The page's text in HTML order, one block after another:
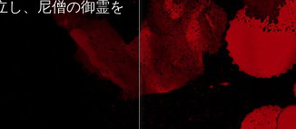
し、尼僧の御霊を